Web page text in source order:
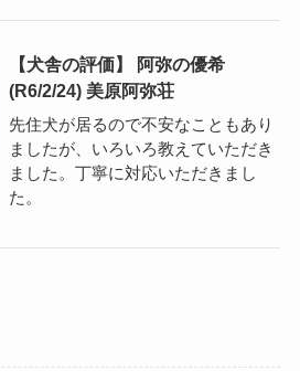
【犬舎の評価】 阿弥の優希
(R6/2/24) 美原阿弥荘
先住犬が居るので不安なこともあり
ましたが、いろいろ教えていただき
ました。丁寧に対応いただきまし
た。